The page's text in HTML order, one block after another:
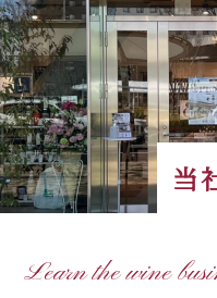
当
Learn the wine